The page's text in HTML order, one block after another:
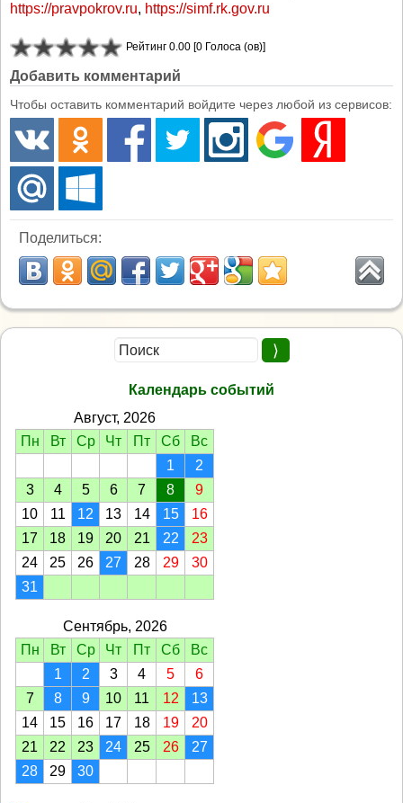
https://pravpokrov.ru, https://simf.rk.gov.ru
Рейтинг 0.00 [0 Голоса (ов)]
Добавить комментарий
Чтобы оставить комментарий войдите через любой из сервисов:
Поделиться:
Календарь событий
Август, 2026
Пн
Вт Ср Чт Пт Сб
Вс
1
2
3
4 5 6 7 8
9
10
11 12 13 14 15
16
17
18 19 20 21 22
23
24
25 26 27 28 29
30
31
Сентябрь, 2026
Пн
Вт Ср Чт Пт Сб
Вс
1
2 3 4 5
6
7
8 9 10 11 12
13
14
15 16 17 18 19
20
21
22 23 24 25 26
27
28
29 30